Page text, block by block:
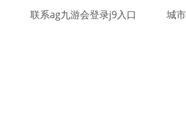
联系ag九游会登录j9入口 城